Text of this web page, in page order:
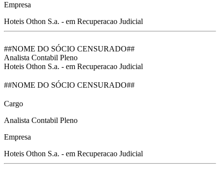
Empresa
Hoteis Othon S.a. - em Recuperacao Judicial
##NOME DO SÓCIO CENSURADO##
Analista Contabil Pleno
Hoteis Othon S.a. - em Recuperacao Judicial
##NOME DO SÓCIO CENSURADO##
Cargo
Analista Contabil Pleno
Empresa
Hoteis Othon S.a. - em Recuperacao Judicial